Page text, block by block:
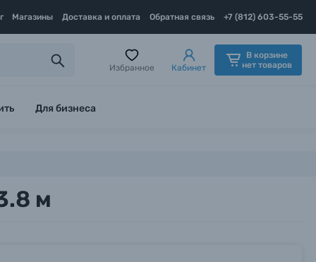
Магазины Доставка и оплата Обратная связь +7 (812) 603-55-55
Избранное Кабинет
В корзине
нет товаров
Для бизнеса
м